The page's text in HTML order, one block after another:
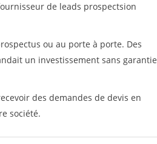
de leads prospectsion
ou au porte à porte. Des
un investissement sans garantie
des demandes de devis en
société.